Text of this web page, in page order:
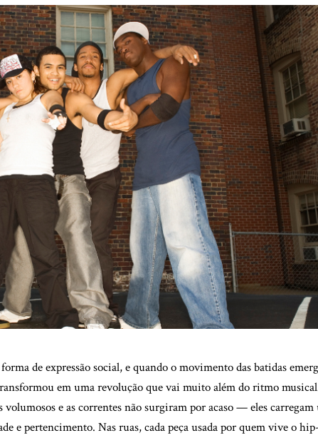
de expressão social, e quando o movimento das batidas
em uma revolução que vai muito além do ritmo
volumosos e as correntes não surgiram por acaso — eles carregam
e pertencimento. Nas ruas, cada peça usada por quem vive o